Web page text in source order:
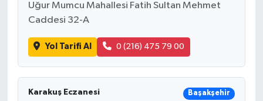
Uğur Mumcu Mahallesi Fatih Sultan Mehmet
Caddesi 32-A
Yol Tarifi Al 0 (216) 475 79 00
Karakuş Eczanesi Başakşehir